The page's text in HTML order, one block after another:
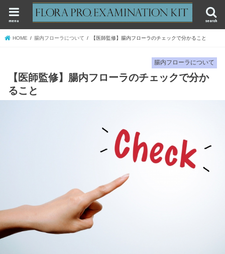
search
menu
HOME 腸内フローラについて 【医師監修】腸内フローラのチェックで分かること
腸内フローラについて
【医師監修】腸内フローラのチェックで分か
ること